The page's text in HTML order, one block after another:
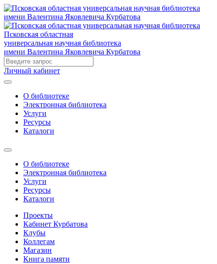
Псковская областная
универсальная научная библиотека
имени Валентина Яковлевича Курбатова
Личный кабинет
О библиотеке
Электронная библиотека
Услуги
Ресурсы
Каталоги
О библиотеке
Электронная библиотека
Услуги
Ресурсы
Каталоги
Проекты
Кабинет Курбатова
Клубы
Коллегам
Магазин
Книга памяти